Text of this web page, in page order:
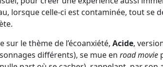
lorsque celle-ci est contaminée, tout se
le thème de l’écoanxiété, Acide,
différents), se mue en road movie